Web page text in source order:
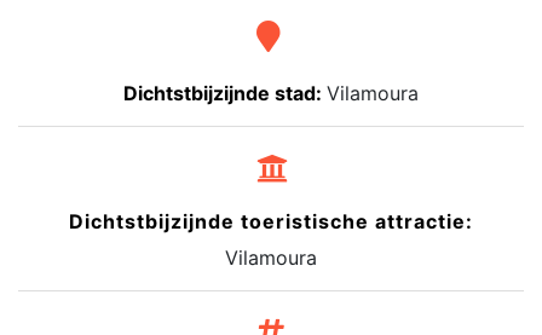
Dichtstbijzijnde stad: Vilamoura
Dichtstbijzijnde toeristische attractie:
Vilamoura